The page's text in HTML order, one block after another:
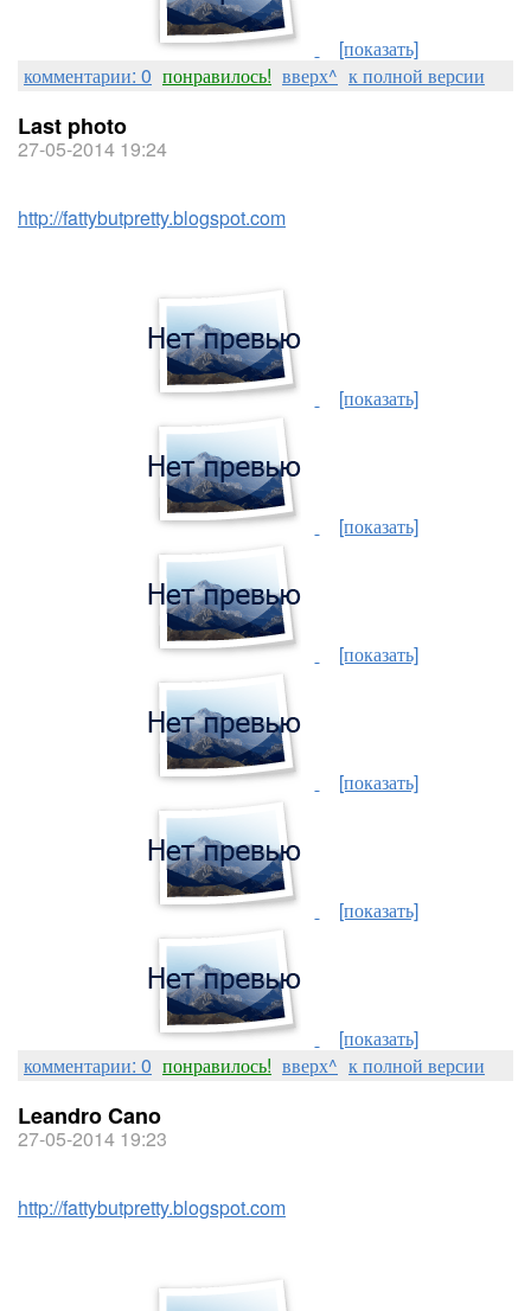
[показать]
комментарии: 0 понравилось! вверх^ к полной версии
Last photo
27-05-2014 19:24
http://fattybutpretty.blogspot.com
[показать]
[показать]
[показать]
[показать]
[показать]
[показать]
комментарии: 0 понравилось! вверх^ к полной версии
Leandro Cano
27-05-2014 19:23
http://fattybutpretty.blogspot.com